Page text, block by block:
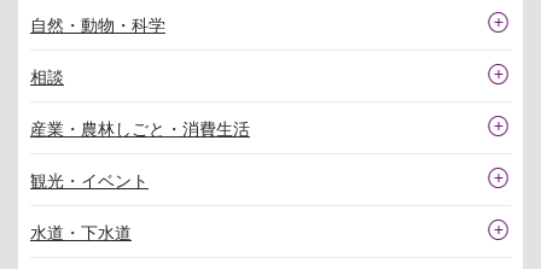
自然・動物・科学
相談
産業・農林しごと・消費生活
観光・イベント
水道・下水道